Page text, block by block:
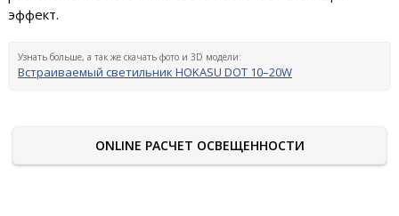
эффект.
Узнать больше, а так же скачать фото и 3D модели:
Встраиваемый светильник HOKASU DOT 10–20W
ONLINE РАСЧЕТ ОСВЕЩЕННОСТИ